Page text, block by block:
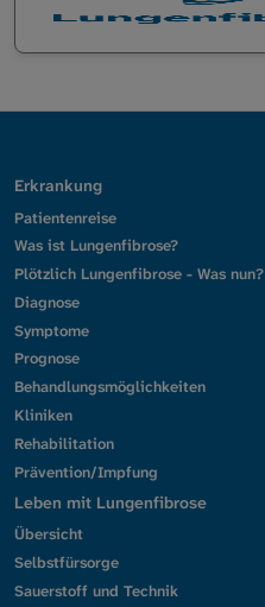
Erkrankung
Patientenreise
Was ist Lungenfibrose?
Plötzlich Lungenfibrose - Was nun?
Diagnose
Symptome
Prognose
Behandlungsmöglichkeiten
Kliniken
Rehabilitation
Prävention/Impfung
Leben mit Lungenfibrose
Übersicht
Selbstfürsorge
Sauerstoff und Technik